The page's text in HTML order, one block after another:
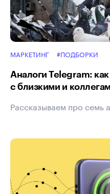
МАРКЕТИНГ #ПОДБОРКИ
Аналоги Telegram: как
с близкими и
Рассказываем про семь